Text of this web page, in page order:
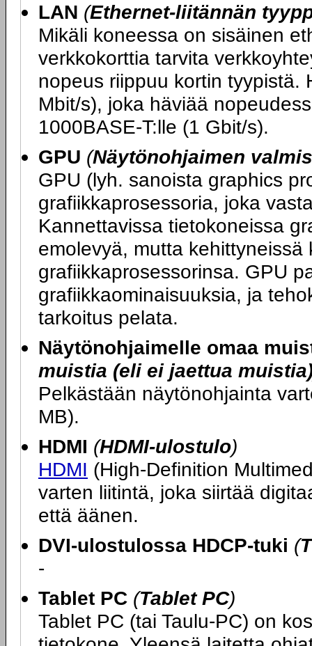
LAN (Ethernet-liitännän
Mikäli koneessa on sisäinen
verkkokorttia tarvita
nopeus riippuu kortin tyypistä.
Mbit/s), joka häviää
1000BASE-T:lle (1 Gbit/s).
GPU (Näytönohjaimen
GPU (lyh. sanoista graphics
grafiikkaprosessoria, joka
Kannettavissa tietokoneissa
emolevyä, mutta
grafiikkaprosessorinsa. GPU
grafiikkaominaisuuksia, ja
tarkoitus pelata.
Näytönohjaimelle omaa
muistia (eli ei jaettua
Pelkästään näytönohjainta
MB).
HDMI (HDMI-ulostulo)
HDMI (High-Definition
varten liitintä, joka siirtää
että äänen.
DVI-ulostulossa HDCP-tuki (
-
Tablet PC (Tablet PC)
Tablet PC (tai Taulu-PC) on